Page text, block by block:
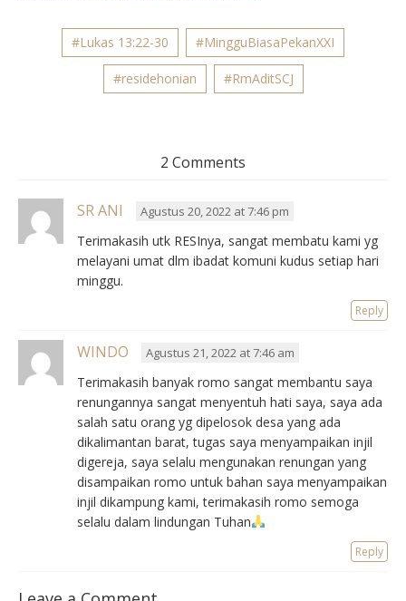
#Lukas 13:22-30 #MingguBiasaPekanXXI
#residehonian #RmAditSCJ
2 Comments
SR ANI Agustus 20, 2022 at 7:46 pm
Terimakasih utk RESInya, sangat membatu kami yg
melayani umat dlm ibadat komuni kudus setiap hari
minggu.
Reply
WINDO Agustus 21, 2022 at 7:46 am
Terimakasih banyak romo sangat membantu saya
renungannya sangat menyentuh hati saya, saya ada
salah satu orang yg dipelosok desa yang ada
dikalimantan barat, tugas saya menyampaikan injil
digereja, saya selalu mengunakan renungan yang
disampaikan romo untuk bahan saya menyampaikan
injil dikampung kami, terimakasih romo semoga
selalu dalam lindungan Tuhan
Reply